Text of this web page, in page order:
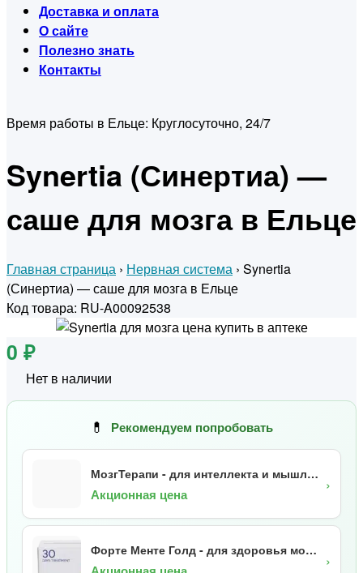
Доставка и оплата
О сайте
Полезно знать
Контакты
Время работы в Ельце: Круглосуточно, 24/7
Synertia (Синертиа) —
саше для мозга в Ельце
Главная страница › Нервная система › Synertia
(Синертиа) — саше для мозга в Ельце
Код товара: RU-A00092538
0 ₽
Нет в наличии
💊 Рекомендуем попробовать
МозгТерапи - для интеллекта и мышления
Акционная цена ›
Форте Менте Голд - для здоровья мозга ›